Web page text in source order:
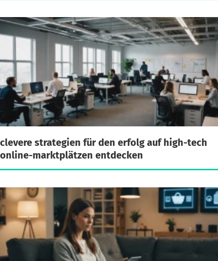
clevere strategien für den erfolg auf high-tech
online-marktplätzen entdecken